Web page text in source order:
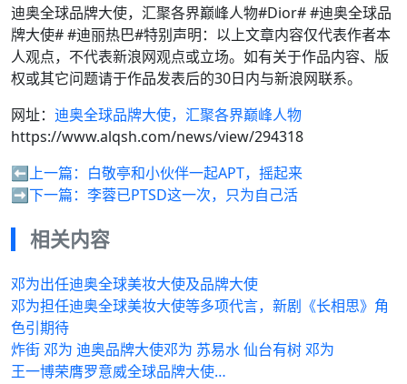
迪奥全球品牌大使，汇聚各界巅峰人物#Dior# #迪奥全球品
牌大使# #迪丽热巴#特别声明：以上文章内容仅代表作者本
人观点，不代表新浪网观点或立场。如有关于作品内容、版
权或其它问题请于作品发表后的30日内与新浪网联系。
网址： 迪奥全球品牌大使，汇聚各界巅峰人物
https://www.alqsh.com/news/view/294318
⬅️上一篇： 白敬亭和小伙伴一起APT，摇起来
➡️下一篇： 李蓉已PTSD这一次，只为自己活
相关内容
邓为出任迪奥全球美妆大使及品牌大使
邓为担任迪奥全球美妆大使等多项代言，新剧《长相思》角
色引期待
炸街 邓为 迪奥品牌大使邓为 苏易水 仙台有树 邓为
王一博荣膺罗意威全球品牌大使…